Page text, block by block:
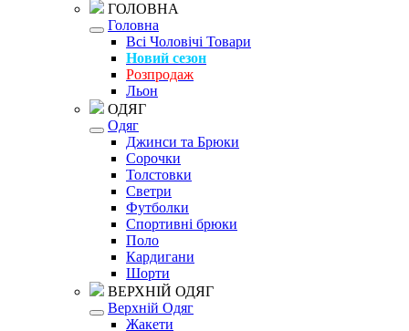
ГОЛОВНА
Головна
Всі Чоловічі Товари
Новий сезон
Розпродаж
Льон
ОДЯГ
Одяг
Джинси та Брюки
Сорочки
Толстовки
Светри
Футболки
Спортивні брюки
Поло
Кардигани
Шорти
ВЕРХНІЙ ОДЯГ
Верхній Одяг
Жакети